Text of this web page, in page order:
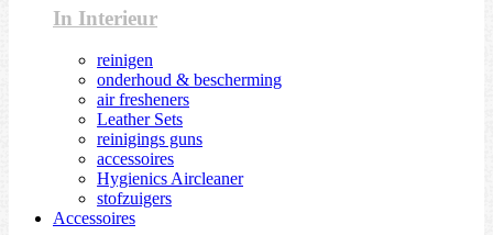
In Interieur
reinigen
onderhoud & bescherming
air fresheners
Leather Sets
reinigings guns
accessoires
Hygienics Aircleaner
stofzuigers
Accessoires